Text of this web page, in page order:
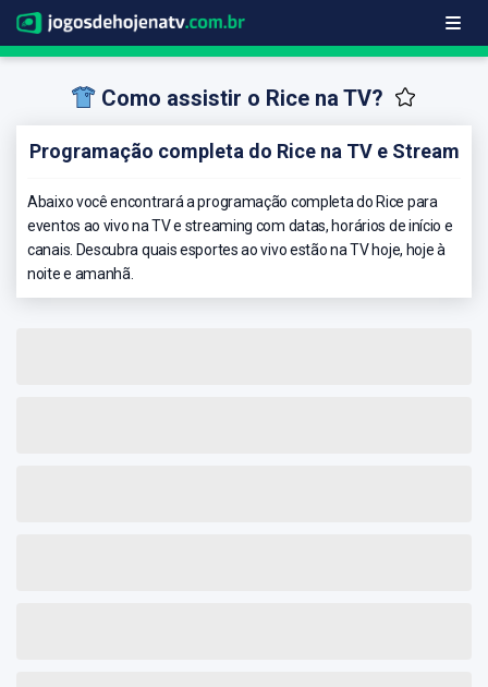
Como assistir o Rice na TV?
Programação completa do Rice na TV e Stream
Abaixo você encontrará a programação completa do Rice para
eventos ao vivo na TV e streaming com datas, horários de início e
canais. Descubra quais esportes ao vivo estão na TV hoje, hoje à
noite e amanhã.